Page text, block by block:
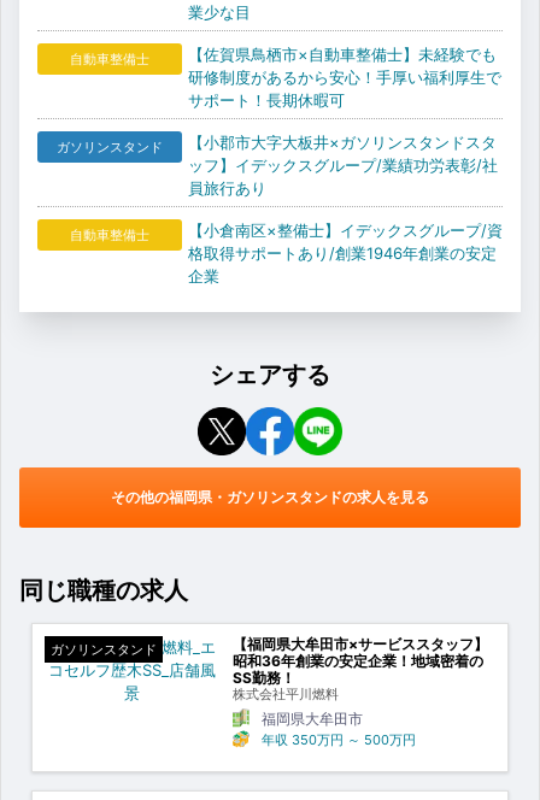
業少な目
自動車整備士
【佐賀県鳥栖市×自動車整備士】未経験でも
研修制度があるから安心！手厚い福利厚生で
サポート！長期休暇可
ガソリンスタンド
【小郡市大字大板井×ガソリンスタンドスタ
ッフ】イデックスグループ/業績功労表彰/社
員旅行あり
自動車整備士
【小倉南区×整備士】イデックスグループ/資
格取得サポートあり/創業1946年創業の安定
企業
シェアする
その他の福岡県・ガソリンスタンドの求人を見る
同じ職種の求人
ガソリンスタンド
【福岡県大牟田市×サービススタッフ】
昭和36年創業の安定企業！地域密着の
SS勤務！
株式会社平川燃料
福岡県大牟田市
年収 350万円 ～ 500万円